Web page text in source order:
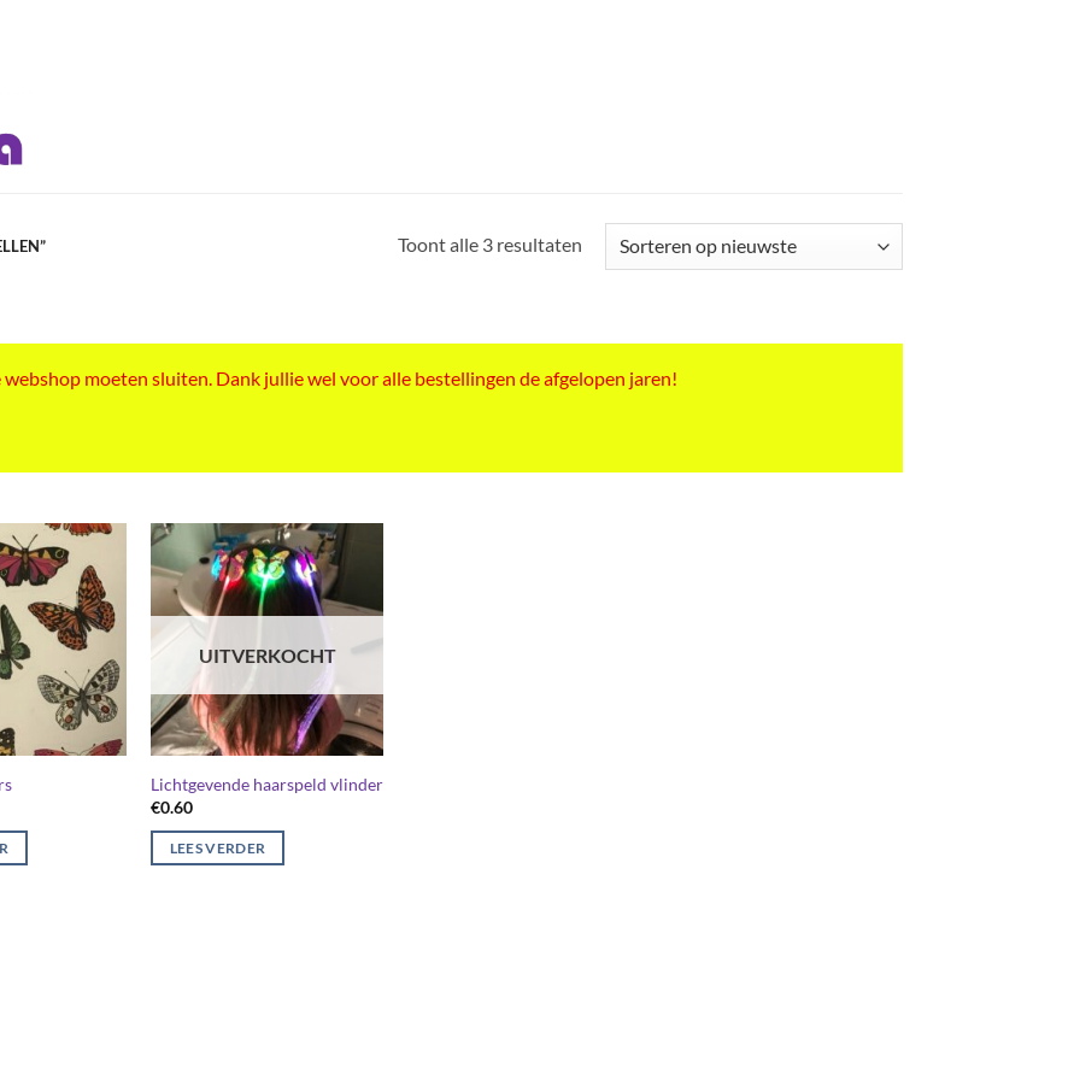
Toont alle 3 resultatenGesorteerd
moeten sluiten. Dank jullie wel voor alle bestellingen de afgelopen jaren!
UITVERKOCHT
Lichtgevende haarspeld vlinder
€0.60
LEES VERDER